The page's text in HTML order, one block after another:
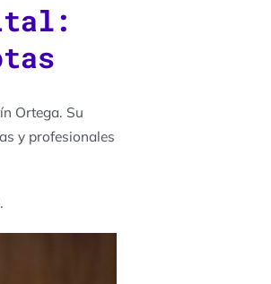
Ortega. Su
y profesionales